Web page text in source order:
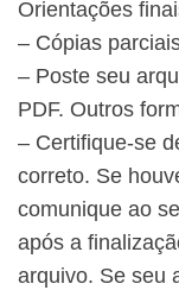
Orientações
– Cópias
– Poste seu
PDF. Outros
– Certifique-se
correto. Se
comunique ao
após a
arquivo. Se seu